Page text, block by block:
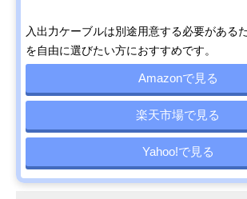
入出力ケーブルは別途用意する必要がある
を自由に選びたい方におすすめです。
Amazonで見る
楽天市場で見る
Yahoo!で見る